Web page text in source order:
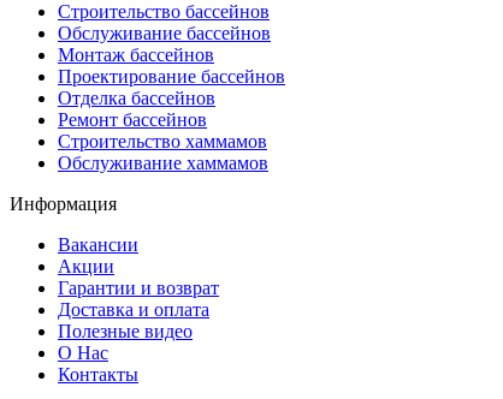
Строительство бассейнов
Обслуживание бассейнов
Монтаж бассейнов
Проектирование бассейнов
Отделка бассейнов
Ремонт бассейнов
Строительство хаммамов
Обслуживание хаммамов
Информация
Вакансии
Акции
Гарантии и возврат
Доставка и оплата
Полезные видео
О Нас
Контакты